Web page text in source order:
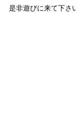
是非遊びに来て下さ